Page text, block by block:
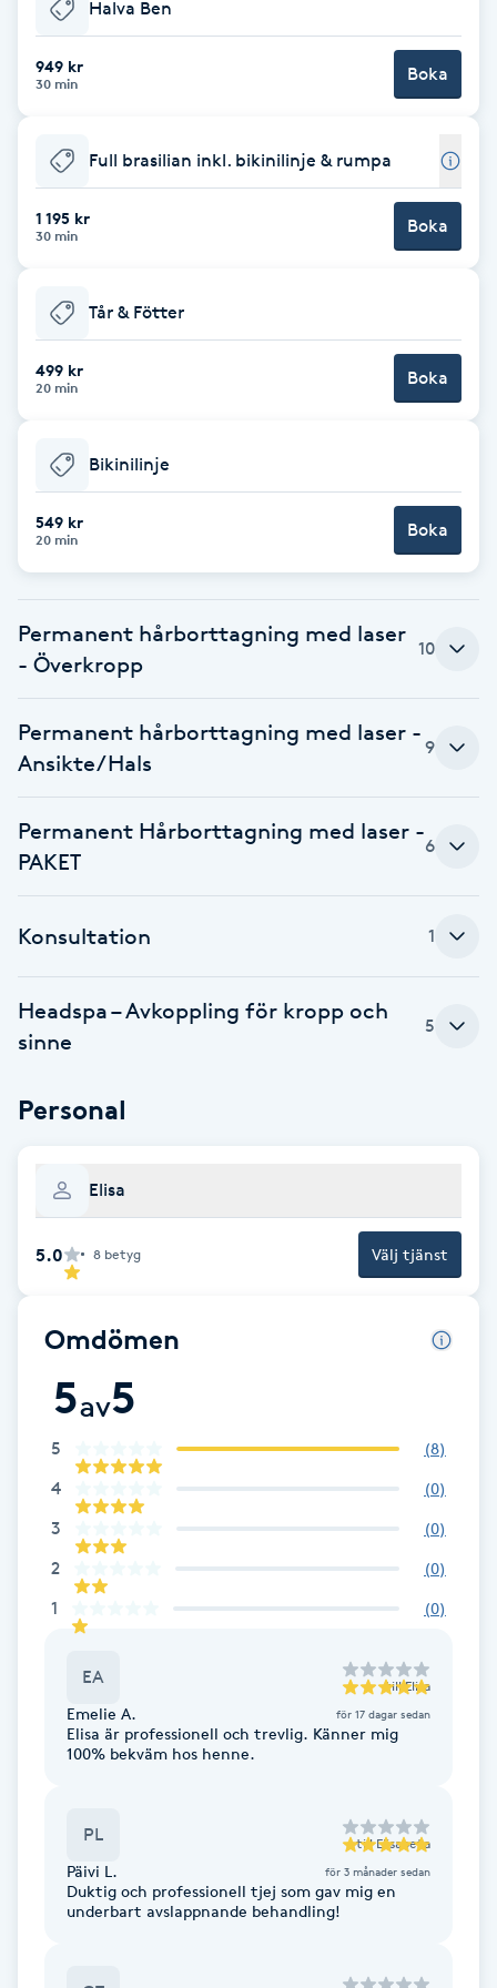
Babylights
Bambumassage
Barber
Blowout
Bottenfärg
Brynformning
Brynfärgning
Brynplockning
Bröllopsuppsättning
C
Coachning
Color correction
Cryoterapi
D
Enzympeeling
Extensions borttagning
Eyeliner-tatuering
Face framing
Faceliftmassage
Fettreducering
Fibromassage
Halva Ben
949 kr
30 min Boka
Full brasilian inkl. bikinilinje & rumpa
1 195 kr
30 min Boka
Tår & Fötter
499 kr
20 min Boka
Bikinilinje
549 kr
20 min Boka
Permanent hårborttagning med laser
- Överkropp
10
Permanent hårborttagning med laser -
Ansikte/Hals
9
Permanent Hårborttagning med laser -
PAKET
6
Konsultation 1
Headspa – Avkoppling för kropp och
sinne
5
Personal
Elisa
5.0 8 betyg Välj tjänst
Omdömen
5av5
5 (8)
4 (0)
3 (0)
2 (0)
1 (0)
EA till Elisa
Emelie A. för 17 dagar sedan
Elisa är professionell och trevlig. Känner mig
100% bekväm hos henne.
PL till Elisabeta
Päivi L. för 3 månader sedan
Duktig och professionell tjej som gav mig en
underbart avslappnande behandling!